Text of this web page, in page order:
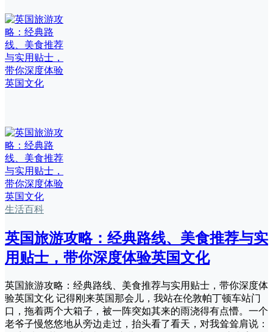
生活百科
英国旅游攻略：经典路线、美食推荐与实
用贴士，带你深度体验英国文化
英国旅游攻略：经典路线、美食推荐与实用贴士，带你深度体
验英国文化 记得刚来英国那会儿，我站在伦敦帕丁顿车站门
口，拖着两个大箱子，被一阵突如其来的雨浇得有点懵。一个
老爷子慢悠悠地从旁边走过，抬头看了看天，对我耸耸肩说：